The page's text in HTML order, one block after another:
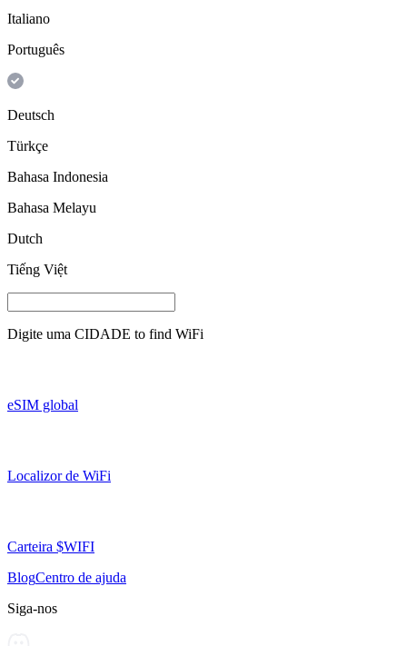
Italiano
Português
Deutsch
Türkçe
Bahasa Indonesia
Bahasa Melayu
Dutch
Tiếng Việt
Digite uma CIDADE to find WiFi
eSIM global
Localizor de WiFi
Carteira $WIFI
BlogCentro de ajuda
Siga-nos